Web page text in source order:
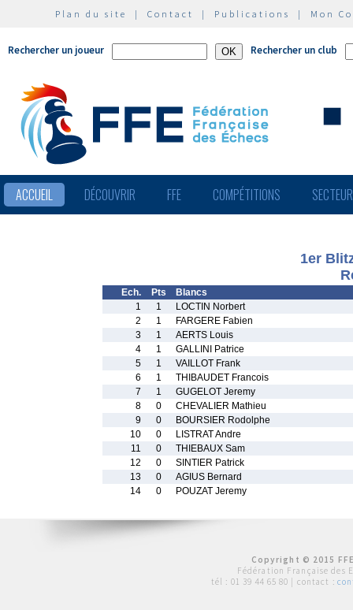
Plan du site | Contact | Publications | Mon
Rechercher un joueur Rechercher un club
ACCUEIL DÉCOUVRIR FFE COMPÉTITIONS
1er
Ech. Pts
Blancs
1
1
LOCTIN Norbert
2
1
FARGERE Fabien
3
1
AERTS Louis
4
1
GALLINI Patrice
5
1
VAILLOT Frank
6
1
THIBAUDET Francois
7
1
GUGELOT Jeremy
8
0
CHEVALIER Mathieu
9
0
BOURSIER Rodolphe
10
0
LISTRAT Andre
11
0
THIEBAUX Sam
12
0
SINTIER Patrick
13
0
AGIUS Bernard
14
0 POUZAT Jeremy
Copyright © 2015
Fédération Française des
tél : 01 39 44 65 80 | contact :